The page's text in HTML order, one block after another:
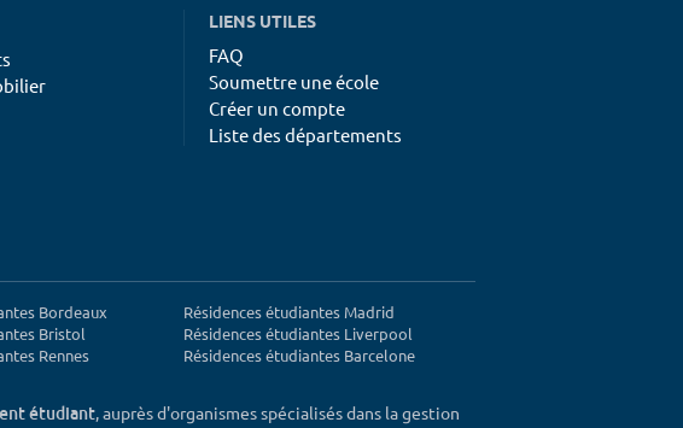
LIENS UTILES
FAQ
Soumettre une école
Créer un compte
Liste des départements
Bordeaux
Bristol
Rennes
Résidences étudiantes Madrid
Résidences étudiantes Liverpool
Résidences étudiantes Barcelone
étudiant, auprès d'organismes spécialisés dans la gestion